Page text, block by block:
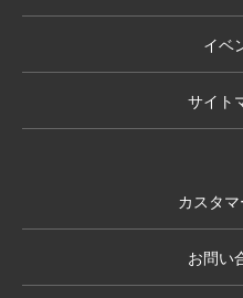
イベ
サイト
カスタ
お問い